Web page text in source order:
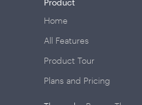
Home
All Features
Product Tour
Plans and Pricing